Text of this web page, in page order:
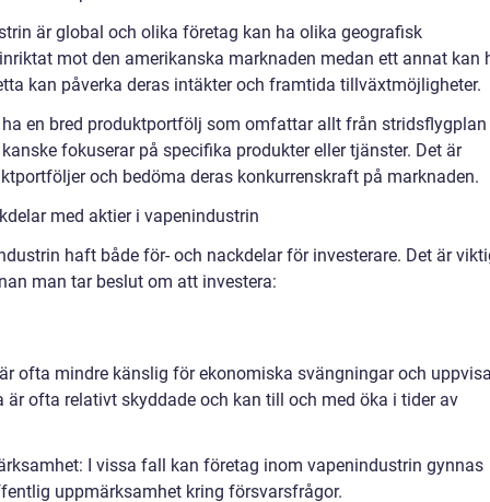
är global och olika företag kan ha olika geografisk
mot den amerikanska marknaden medan ett annat kan
kan påverka deras intäkter och framtida tillväxtmöjligheter.
en bred produktportfölj som omfattar allt från
fokuserar på specifika produkter eller tjänster. Det är
och bedöma deras konkurrenskraft på marknaden.
med aktier i vapenindustrin
haft både för- och nackdelar för investerare. Det är
man tar beslut om att investera:
ofta mindre känslig för ekonomiska svängningar och
ofta relativt skyddade och kan till och med öka i tider av
I vissa fall kan företag inom vapenindustrin gynnas
uppmärksamhet kring försvarsfrågor.